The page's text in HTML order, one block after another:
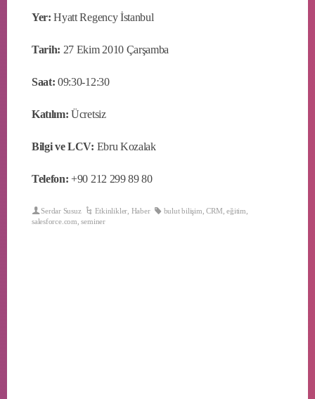
Yer: Hyatt Regency İstanbul
Tarih: 27 Ekim 2010 Çarşamba
Saat: 09:30-12:30
Katılım: Ücretsiz
Bilgi ve LCV: Ebru Kozalak
Telefon: +90 212 299 89 80
Serdar Susuz Etkinlikler Haber bulut bilişim ,CRM ,eğitim
salesforce.com ,seminer